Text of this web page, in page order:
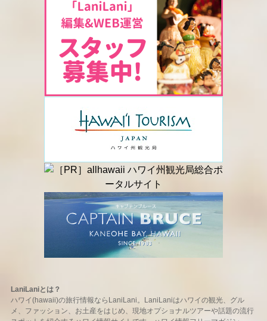
LaniLaniとは？
ハワイ(hawaii)の旅行情報ならLaniLani。LaniLaniはハワイの観光、グル
メ、ファッション、お土産をはじめ、現地オプショナルツアーや話題の流行